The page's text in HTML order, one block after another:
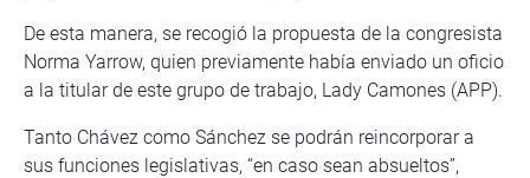
De esta manera, se recogió la propuesta de la congresista
Norma Yarrow, quien previamente había enviado un oficio
a la titular de este grupo de trabajo, Lady Camones (APP).
Tanto Chávez como Sánchez se podrán reincorporar a
sus funciones legislativas, “en caso sean absueltos”,